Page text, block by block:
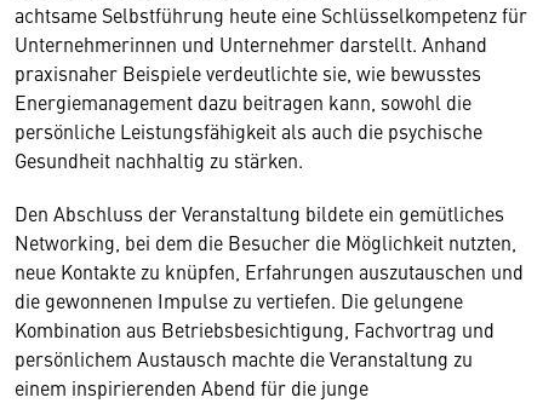
achtsame Selbstführung heute eine Schlüsselkompetenz für
Unternehmerinnen und Unternehmer darstellt. Anhand
praxisnaher Beispiele verdeutlichte sie, wie bewusstes
Energiemanagement dazu beitragen kann, sowohl die
persönliche Leistungsfähigkeit als auch die psychische
Gesundheit nachhaltig zu stärken.
Den Abschluss der Veranstaltung bildete ein gemütliches
Networking, bei dem die Besucher die Möglichkeit nutzten,
neue Kontakte zu knüpfen, Erfahrungen auszutauschen und
die gewonnenen Impulse zu vertiefen. Die gelungene
Kombination aus Betriebsbesichtigung, Fachvortrag und
persönlichem Austausch machte die Veranstaltung zu
einem inspirierenden Abend für die junge